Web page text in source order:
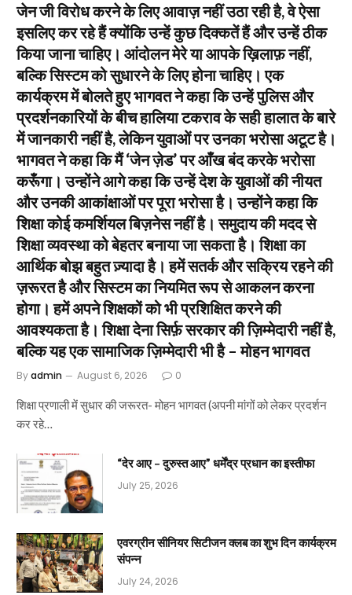
जेन जी विरोध करने के लिए आवाज़ नहीं उठा रही है, वे ऐसा
इसलिए कर रहे हैं क्योंकि उन्हें कुछ दिक्कतें हैं और उन्हें ठीक
किया जाना चाहिए। आंदोलन मेरे या आपके ख़िलाफ़ नहीं,
बल्कि सिस्टम को सुधारने के लिए होना चाहिए। एक
कार्यक्रम में बोलते हुए भागवत ने कहा कि उन्हें पुलिस और
प्रदर्शनकारियों के बीच हालिया टकराव के सही हालात के बारे
में जानकारी नहीं है, लेकिन युवाओं पर उनका भरोसा अटूट है।
भागवत ने कहा कि मैं ‘जेन ज़ेड’ पर आँख बंद करके भरोसा
करूँगा। उन्होंने आगे कहा कि उन्हें देश के युवाओं की नीयत
और उनकी आकांक्षाओं पर पूरा भरोसा है। उन्होंने कहा कि
शिक्षा कोई कमर्शियल बिज़नेस नहीं है। समुदाय की मदद से
शिक्षा व्यवस्था को बेहतर बनाया जा सकता है। शिक्षा का
आर्थिक बोझ बहुत ज़्यादा है। हमें सतर्क और सक्रिय रहने की
ज़रूरत है और सिस्टम का नियमित रूप से आकलन करना
होगा। हमें अपने शिक्षकों को भी प्रशिक्षित करने की
आवश्यकता है। शिक्षा देना सिर्फ़ सरकार की ज़िम्मेदारी नहीं है,
बल्कि यह एक सामाजिक ज़िम्मेदारी भी है – मोहन भागवत
Byadmin August 6, 2026 0
शिक्षा प्रणाली में सुधार की जरूरत- मोहन भागवत (अपनी मांगों को लेकर प्रदर्शन
कर रहे…
“देर आए – दुरुस्त आए” धर्मेंद्र प्रधान का इस्तीफा
July 25, 2026
एवरग्रीन सीनियर सिटीजन क्लब का शुभ दिन कार्यक्रम
संपन्न
July 24, 2026